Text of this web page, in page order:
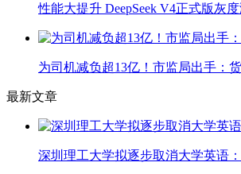
性能大提升 DeepSeek V4正式版灰
为司机减负超13亿！市监局出手：
最新文章
深圳理工大学拟逐步取消大学英语